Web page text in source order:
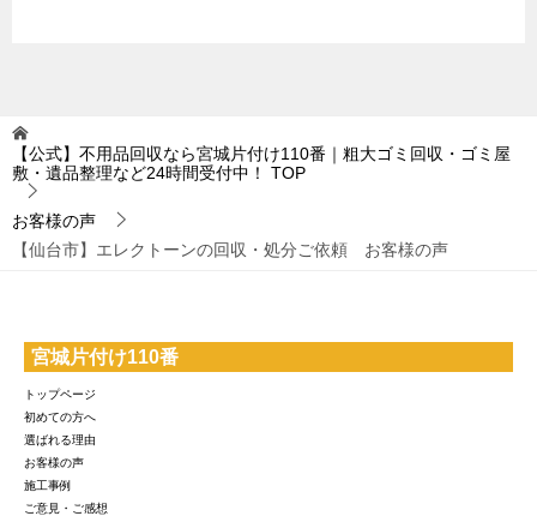
【公式】不用品回収なら宮城片付け110番｜粗大ゴミ回収・ゴミ屋
敷・遺品整理など24時間受付中！
TOP
お客様の声
【仙台市】エレクトーンの回収・処分ご依頼 お客様の声
宮城片付け110番
トップページ
初めての方へ
選ばれる理由
お客様の声
施工事例
ご意見・ご感想